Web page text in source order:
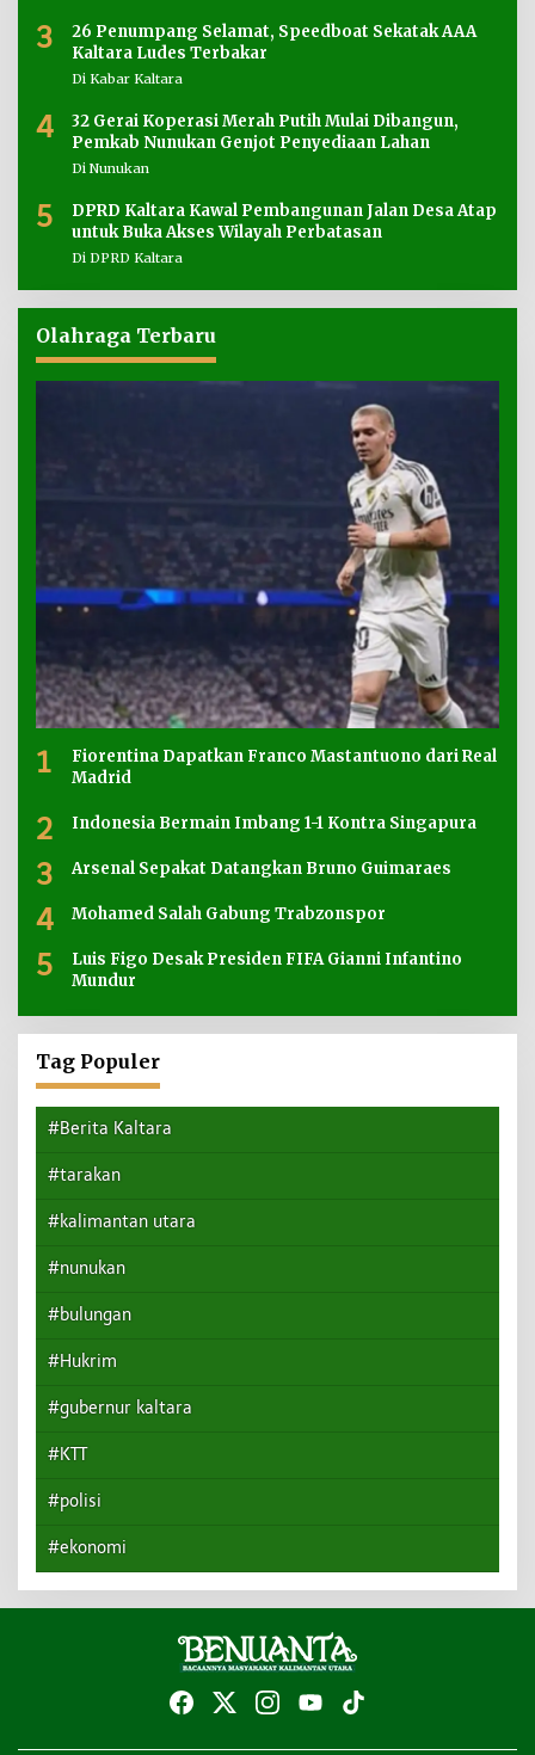
3
26 Penumpang Selamat, Speedboat Sekatak AAA
Kaltara Ludes Terbakar
Di Kabar Kaltara
4
32 Gerai Koperasi Merah Putih Mulai Dibangun,
Pemkab Nunukan Genjot Penyediaan Lahan
Di Nunukan
5
DPRD Kaltara Kawal Pembangunan Jalan Desa Atap
untuk Buka Akses Wilayah Perbatasan
Di DPRD Kaltara
Olahraga Terbaru
1
Fiorentina Dapatkan Franco Mastantuono dari Real
Madrid
2 Indonesia Bermain Imbang 1-1 Kontra Singapura
3 Arsenal Sepakat Datangkan Bruno Guimaraes
4 Mohamed Salah Gabung Trabzonspor
5
Luis Figo Desak Presiden FIFA Gianni Infantino
Mundur
Tag Populer
#Berita Kaltara
#tarakan
#kalimantan utara
#nunukan
#bulungan
#Hukrim
#gubernur kaltara
#KTT
#polisi
#ekonomi